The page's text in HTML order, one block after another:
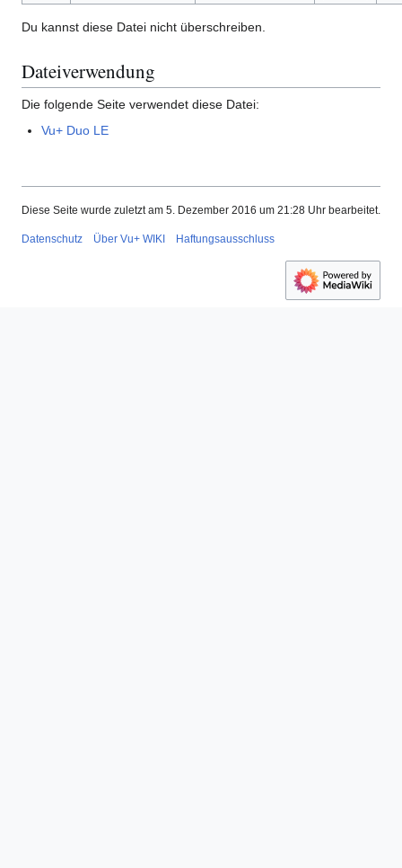
Du kannst diese Datei nicht überschreiben.
Dateiverwendung
Die folgende Seite verwendet diese Datei:
Vu+ Duo LE
Diese Seite wurde zuletzt am 5. Dezember 2016 um 21:28 Uhr bearbeitet.
Datenschutz Über Vu+ WIKI Haftungsausschluss